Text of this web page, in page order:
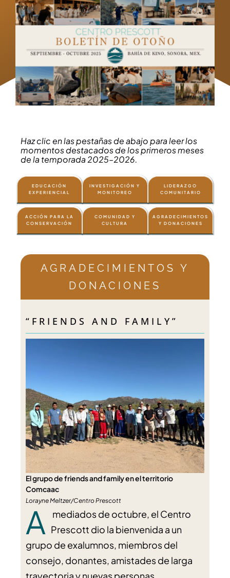
Haz clic en las pestañas de abajo para leer los
momentos destacados de los primeros meses
de la temporada 2025–2026.
EDUCACIÓN
EXPERIENCIAL
INVESTIGACIÓN Y
MONITOREO
LIDERAZGO
COMUNITARIO
ACCIÓN PARA LA
CONSERVACIÓN
COMUNIDAD Y
CULTURA
AGRADECIMIENTOS
Y DONACIONES
AGRADECIMIENTOS Y
DONACIONES
“FRIENDS AND FAMILY”
El grupo de friends and family en el territorio
Comcaac
Lorayne Meltzer/Centro Prescott
A
​​ mediados de octubre, el Centro
Prescott dio la bienvenida a un
grupo de exalumnos, miembros del
consejo, donantes, amistades de larga